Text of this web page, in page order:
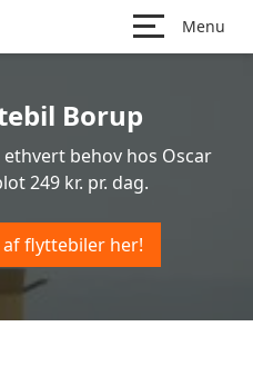
Menu
Borup
behov hos Oscar
249 kr. pr. dag.
af flyttebiler her!